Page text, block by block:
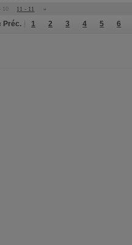
10 11 - 11 »
Préc. 1 2 3 4 5 6